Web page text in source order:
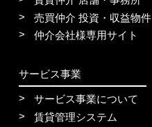
売買仲介 投資・収益物件
仲介会社様専用サイト
サービス事業
サービス事業について
賃貸管理システム